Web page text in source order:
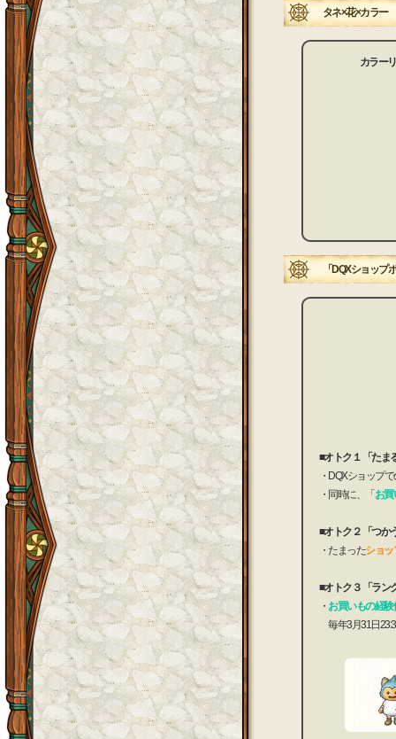
タネ×花×カラ
カラー
「DQXショップ
■オトク１ 「たま
・DQXショップ
・同時に、「お買
■オトク２ 「つか
・たまったショッ
■オトク３ 「ラン
・ お買いもの経験
毎年3月31日